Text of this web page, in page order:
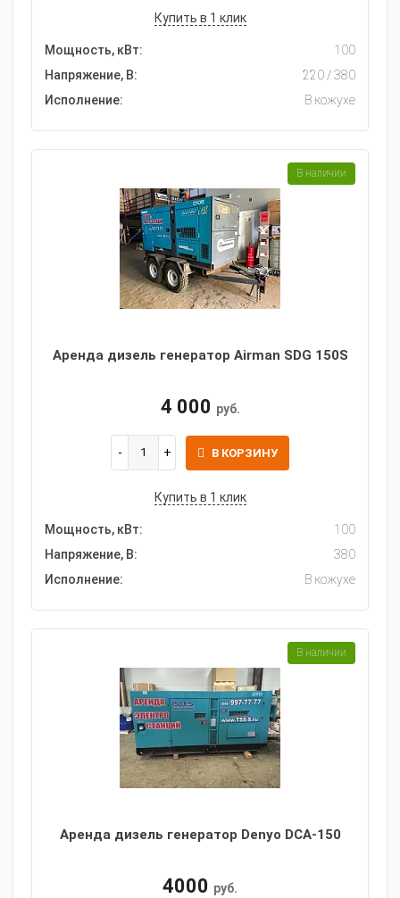
Купить в 1 клик
Мощность, кВт:
100
Напряжение, В:
220 / 380
Исполнение:
В кожухе
Аренда дизель генератор Airman SDG 150S
4 000 руб.
В КОРЗИНУ
Купить в 1 клик
Мощность, кВт:
100
Напряжение, В:
380
Исполнение:
В кожухе
В наличии
Аренда дизель генератор Denyo DCA-150
4000 руб.
В наличии